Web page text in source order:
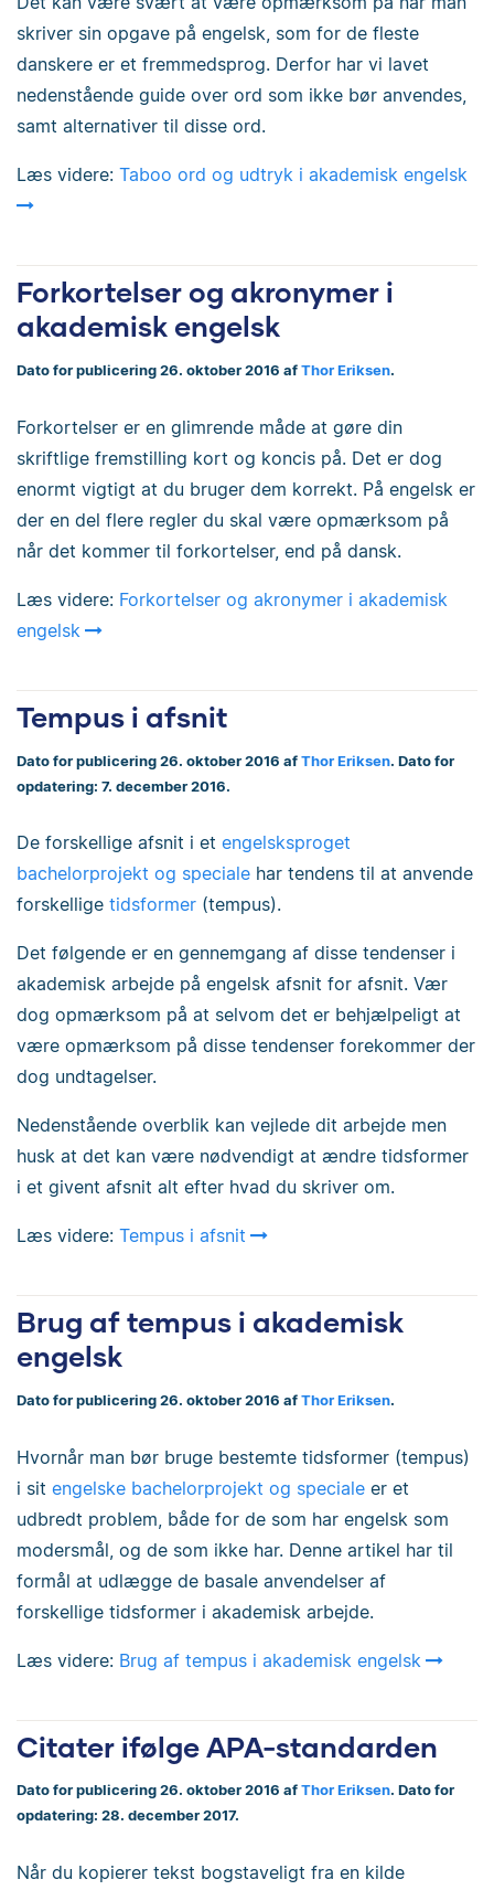
skriver sin opgave på engelsk, som for de fleste
danskere er et fremmedsprog. Derfor har vi lavet
nedenstående guide over ord som ikke bør anvendes,
samt alternativer til disse ord.
Læs videre: Taboo ord og udtryk i akademisk engelsk
Forkortelser og akronymer i
akademisk engelsk
Dato for publicering 26. oktober 2016 af Thor Eriksen.
Forkortelser er en glimrende måde at gøre din
skriftlige fremstilling kort og koncis på. Det er dog
enormt vigtigt at du bruger dem korrekt. På engelsk er
der en del flere regler du skal være opmærksom på
når det kommer til forkortelser, end på dansk.
Læs videre: Forkortelser og akronymer i akademisk
engelsk
Tempus i afsnit
Dato for publicering 26. oktober 2016 af Thor Eriksen. Dato for
opdatering: 7. december 2016.
De forskellige afsnit i et engelsksproget
bachelorprojekt og speciale har tendens til at anvende
forskellige tidsformer (tempus).
Det følgende er en gennemgang af disse tendenser i
akademisk arbejde på engelsk afsnit for afsnit. Vær
dog opmærksom på at selvom det er behjælpeligt at
være opmærksom på disse tendenser forekommer der
dog undtagelser.
Nedenstående overblik kan vejlede dit arbejde men
husk at det kan være nødvendigt at ændre tidsformer
i et givent afsnit alt efter hvad du skriver om.
Læs videre: Tempus i afsnit
Brug af tempus i akademisk
engelsk
Dato for publicering 26. oktober 2016 af Thor Eriksen.
Hvornår man bør bruge bestemte tidsformer (tempus)
i sit engelske bachelorprojekt og speciale er et
udbredt problem, både for de som har engelsk som
modersmål, og de som ikke har. Denne artikel har til
formål at udlægge de basale anvendelser af
forskellige tidsformer i akademisk arbejde.
Læs videre: Brug af tempus i akademisk engelsk
Citater ifølge APA-standarden
Dato for publicering 26. oktober 2016 af Thor Eriksen. Dato for
opdatering: 28. december 2017.
Når du kopierer tekst bogstaveligt fra en kilde